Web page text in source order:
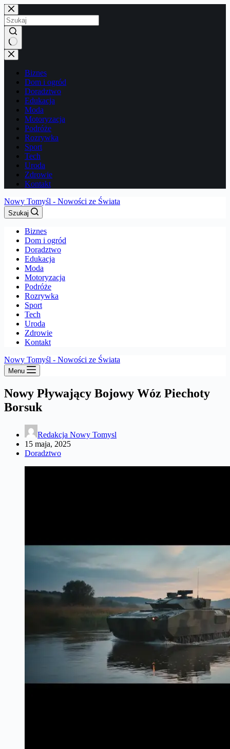
Przejdź
do
treści
Brak
wyników
Biznes
Dom i ogród
Doradztwo
Edukacja
Moda
Motoryzacja
Podróże
Rozrywka
Sport
Tech
Uroda
Zdrowie
Kontakt
Nowy Tomyśl - Nowości ze Świata
Szukaj
Biznes
Dom i ogród
Doradztwo
Edukacja
Moda
Motoryzacja
Podróże
Rozrywka
Sport
Tech
Uroda
Zdrowie
Kontakt
Nowy Tomyśl - Nowości ze Świata
Menu
Nowy Pływający Bojowy Wóz Piechoty
Borsuk
Redakcja Nowy Tomysl
15 maja, 2025
Doradztwo